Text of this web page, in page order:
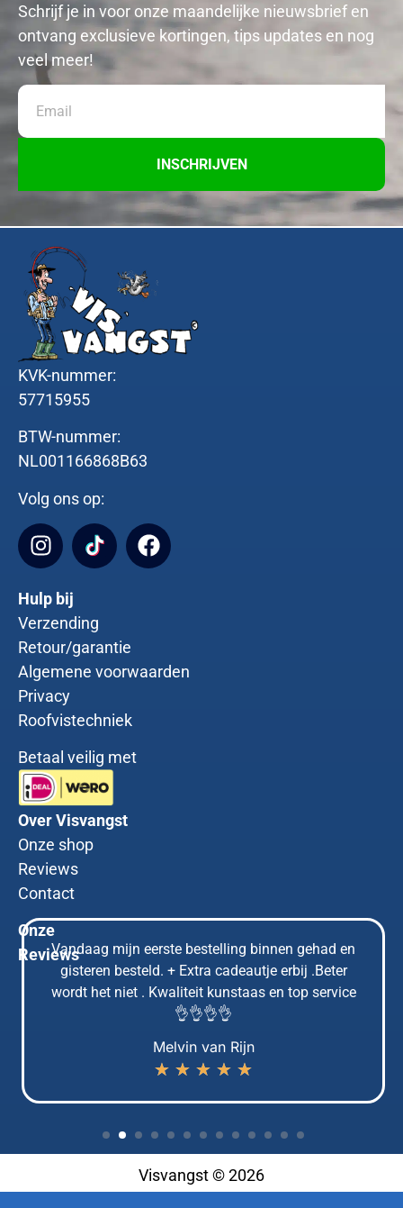
Schrijf je in voor onze maandelijke nieuwsbrief en
ontvang exclusieve kortingen, tips updates en nog
veel meer!
INSCHRIJVEN
KVK-nummer:
57715955
BTW-nummer:
NL001166868B63
Volg ons op:
Hulp bij
Verzending
Retour/garantie
Algemene voorwaarden
Privacy
Roofvistechniek
Betaal veilig met
Over Visvangst
Onze shop
Reviews
Contact
Onze
ReviewsVandaag mijn eerste bestelling binnen gehad en
gisteren besteld. + Extra cadeautje erbij .Beter
wordt het niet . Kwaliteit kunstaas en top service
👌👌👌👌
Melvin van Rijn
★ ★ ★ ★ ★
Visvangst © 2026